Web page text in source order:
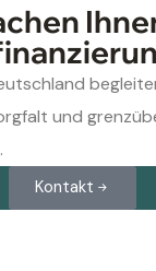
und
Kontakt